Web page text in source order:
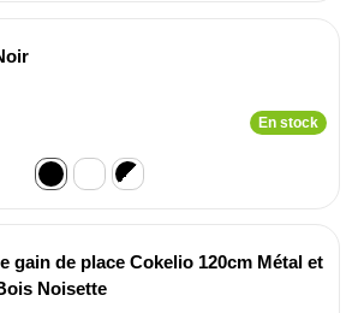
En stock
gain de place Cokelio 120cm Métal et
Noisette